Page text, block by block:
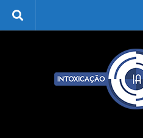
Skip to content